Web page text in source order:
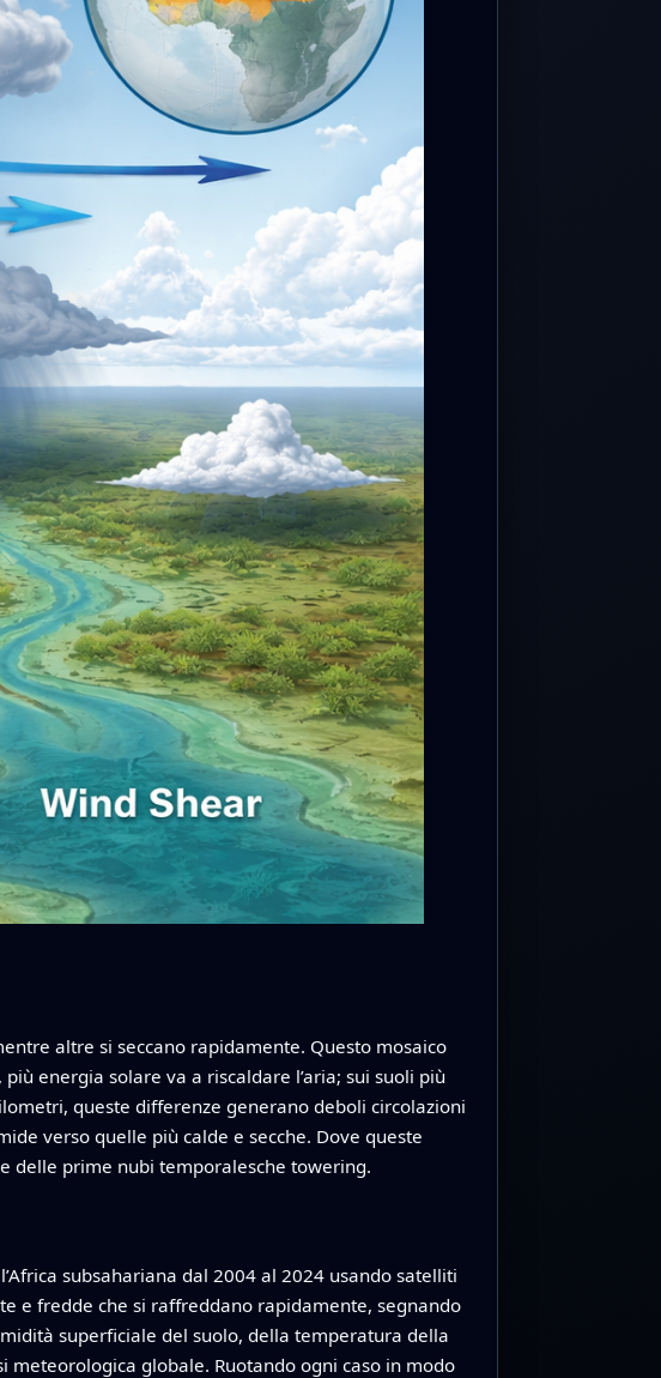
altre si seccano rapidamente. Questo mosaico
energia solare va a riscaldare l’aria; sui suoli più
queste differenze generano deboli circolazioni
verso quelle più calde e secche. Dove queste
delle prime nubi temporalesche towering.
subsahariana dal 2004 al 2024 usando satelliti
e fredde che si raffreddano rapidamente, segnando
superficiale del suolo, della temperatura della
globale. Ruotando ogni caso in modo